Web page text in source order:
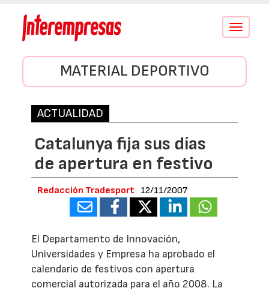
Conmutar
MATERIAL DEPORTIVO
ACTUALIDAD
Catalunya fija sus días
de apertura en festivo
Redacción Tradesport 12/11/2007
El Departamento de Innovación,
Universidades y Empresa ha aprobado el
calendario de festivos con apertura
comercial autorizada para el año 2008. La